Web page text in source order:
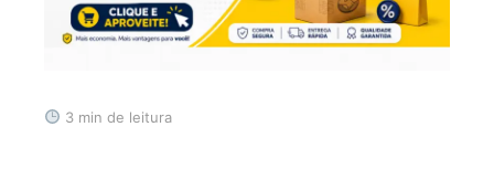
3 min de leitura